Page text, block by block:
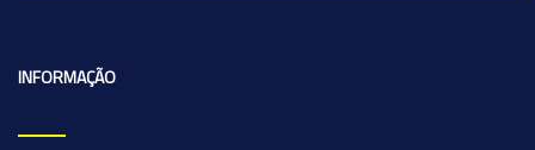
INFORMAÇÃO